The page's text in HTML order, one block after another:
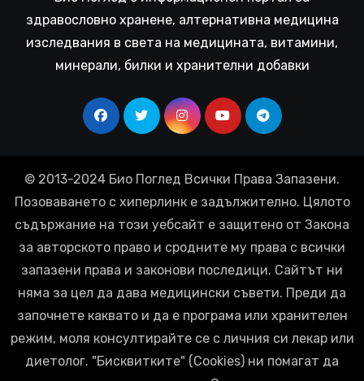
здравословно хранене, алтернативна медицина
изследвания в света на медицината, витамини,
минерали, билки и хранителни добавки
© 2013-2024 Био Поглед Всички Права Запазени.
Позоваването с хиперлинк е задължително. Цялото
съдържание на този уебсайт е защитено от Закона
за авторското право и сродните му права с всички
запазени права и законови последици. Сайтът ни
няма за цел да дава медицински съвети. Преди да
започнете каквато и да е програма или хранителен
режим, моля консултирайте се с личния си лекар или
диетолог. "Бисквитките" (Cookies) ни помагат да